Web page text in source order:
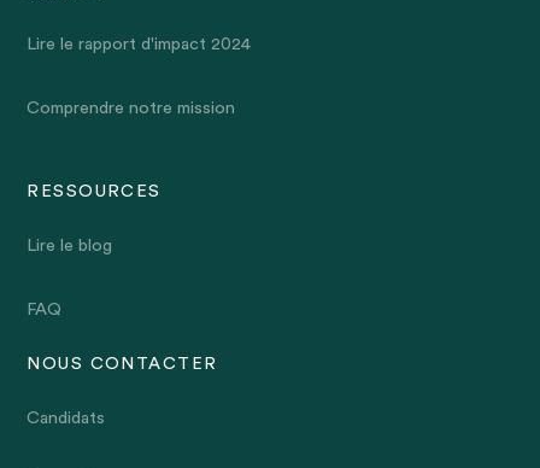
Lire le rapport d'impact 2024
Comprendre notre mission
RESSOURCES
Lire le blog
FAQ
NOUS CONTACTER
Candidats